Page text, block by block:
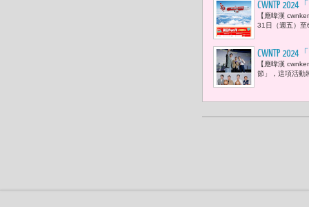
CWNTP
【應暐漢
31日（週五）
CWNTP
展演
【應暐漢
節」，這項活動